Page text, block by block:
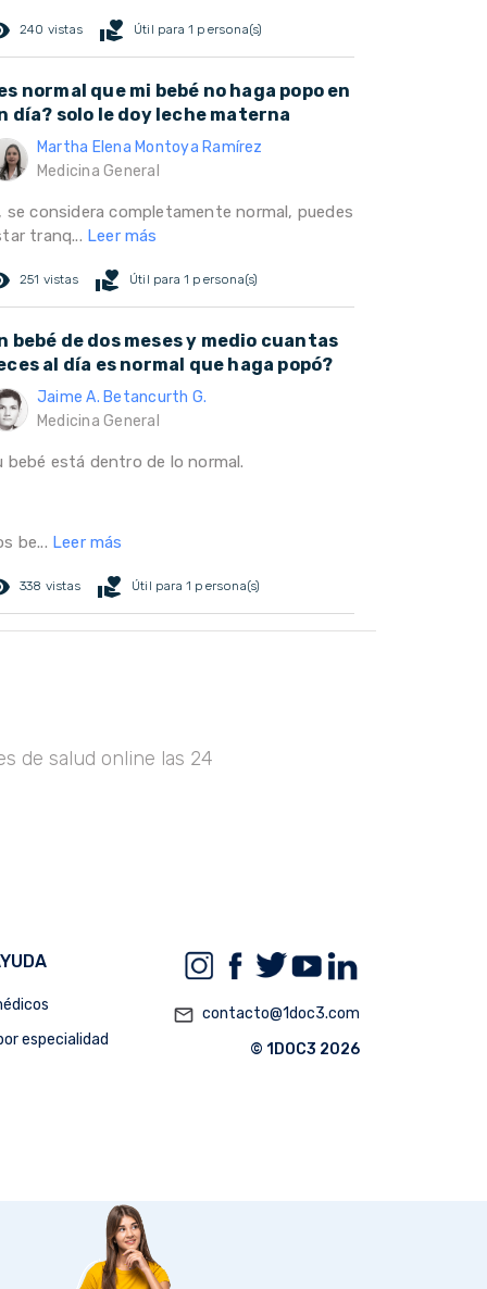
240 vistas volunteer_activism Útil para 1 persona(s)
normal que mi bebé no haga popo en
día? solo le doy leche materna
Martha Elena Montoya Ramírez
Medicina General
se considera completamente normal, puedes
tranq... Leer más
251 vistas volunteer_activism Útil para 1 persona(s)
bebé de dos meses y medio cuantas
al día es normal que haga popó?
Jaime A. Betancurth G.
Medicina General
bebé está dentro de lo normal.
be... Leer más
338 vistas volunteer_activism Útil para 1 persona(s)
de salud online las 24
especialidad
mail_outline contacto@1doc3.com
© 1DOC3 2026